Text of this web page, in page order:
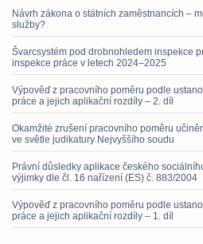
Návrh zákona o státních zaměstnancích –
služby?
Švarcsystém pod drobnohledem inspekce
inspekce práce v letech 2024–2025
Výpověď z pracovního poměru podle
práce a jejich aplikační rozdíly – 2. díl
Okamžité zrušení pracovního poměru
ve světle judikatury Nejvyššího soudu
Právní důsledky aplikace českého
výjimky dle čl. 16 nařízení (ES) č. 883/2004
Výpověď z pracovního poměru podle
práce a jejich aplikační rozdíly – 1. díl